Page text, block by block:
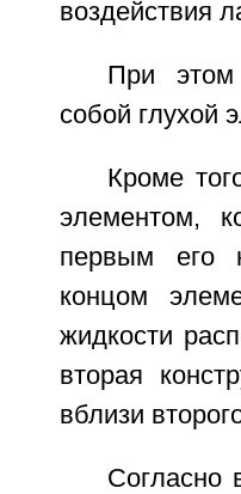
воздействия
При этом
собой глухой
Кроме
элементом,
первым его
концом
жидкости
вторая
вблизи
Согласно